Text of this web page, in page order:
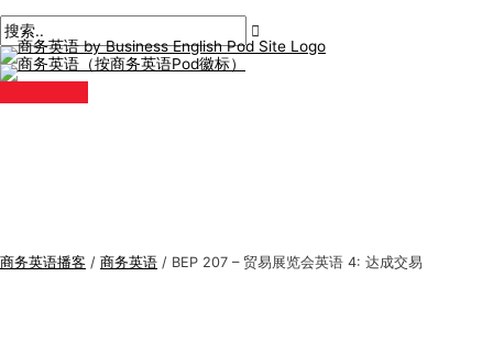
至
内
容
菜
商务英语播客 / 商务英语 / BEP 207 – 贸易展览会英语 4: 达成交易
子
导
航
此
输
入。.
名
*
子
邮
件
*
商
务
英
语
搜
索
: